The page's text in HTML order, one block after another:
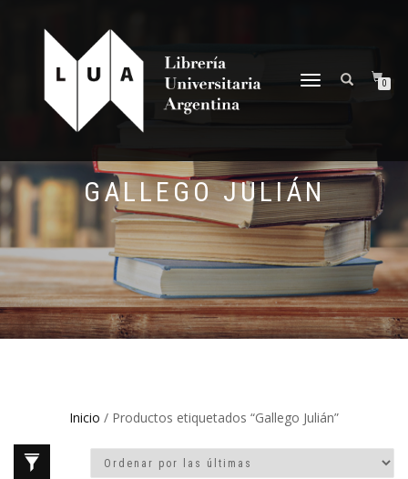
NAVEGACIÓN
0
GALLEGO JULIÁN
Inicio / Productos etiquetados “Gallego Julián”